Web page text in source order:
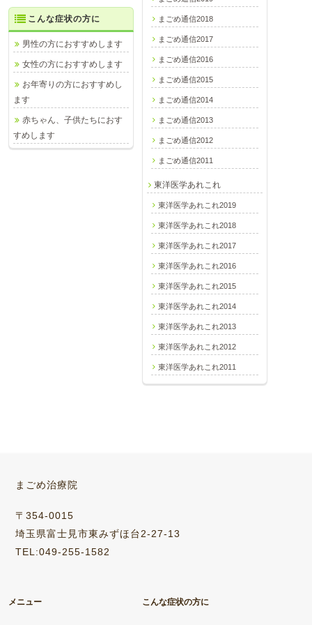
まごめ通信2018
まごめ通信2017
まごめ通信2016
まごめ通信2015
まごめ通信2014
まごめ通信2013
まごめ通信2012
まごめ通信2011
東洋医学あれこれ
東洋医学あれこれ2019
東洋医学あれこれ2018
東洋医学あれこれ2017
東洋医学あれこれ2016
東洋医学あれこれ2015
東洋医学あれこれ2014
東洋医学あれこれ2013
東洋医学あれこれ2012
東洋医学あれこれ2011
こんな症状の方に
男性の方におすすめします
女性の方におすすめします
お年寄りの方におすすめし
ます
赤ちゃん、子供たちにおす
すめします
まごめ治療院
〒354-0015
埼玉県富士見市東みずほ台2-27-13
TEL:049-255-1582
メニュー こんな症状の方に